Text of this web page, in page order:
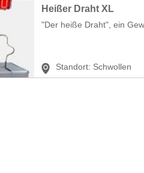
Heißer Draht XL
"Der heiße Draht", ein
Standort: Schwollen